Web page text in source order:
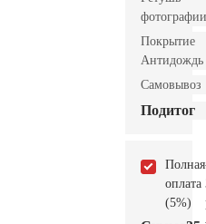
фотографии
Покрытие
Антидождь
Самовывоз
Подитог
Полная
оплата
(5%)